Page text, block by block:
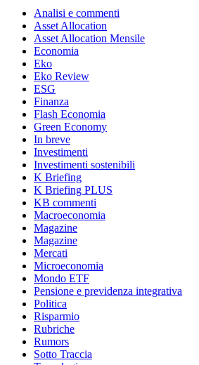
Analisi e commenti
Asset Allocation
Asset Allocation Mensile
Economia
Eko
Eko Review
ESG
Finanza
Flash Economia
Green Economy
In breve
Investimenti
Investimenti sostenibili
K Briefing
K Briefing PLUS
KB commenti
Macroeconomia
Magazine
Magazine
Mercati
Microeconomia
Mondo ETF
Pensione e previdenza integrativa
Politica
Risparmio
Rubriche
Rumors
Sotto Traccia